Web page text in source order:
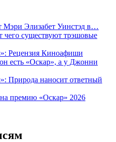
Элизабет Уинстэд в…
чего существуют трэшовые
Рецензия Киноафиши
есть «Оскар», а у Джонни
Природа наносит ответный
премию «Оскар» 2026